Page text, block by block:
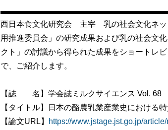
西日本食文化研究会 主宰 乳の社会文化ネッ
用推進委員会」の研究成果および乳の社会文
クト」の討議から得られた成果をショートレ
で、ご紹介します。
【誌 名】学会誌ミルクサイエンス Vol. 68
【タイトル】日本の酪農乳業産業史における
【論文URL】
https://www.jstage.jst.go.jp/